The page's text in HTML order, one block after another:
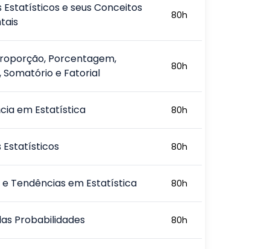
Estatísticos e seus Conceitos
80h
Porcentagem,
Somatório e Fatorial
80h
em Estatística 80h
Estatísticos 80h
e Tendências em Estatística 80h
Probabilidades 80h